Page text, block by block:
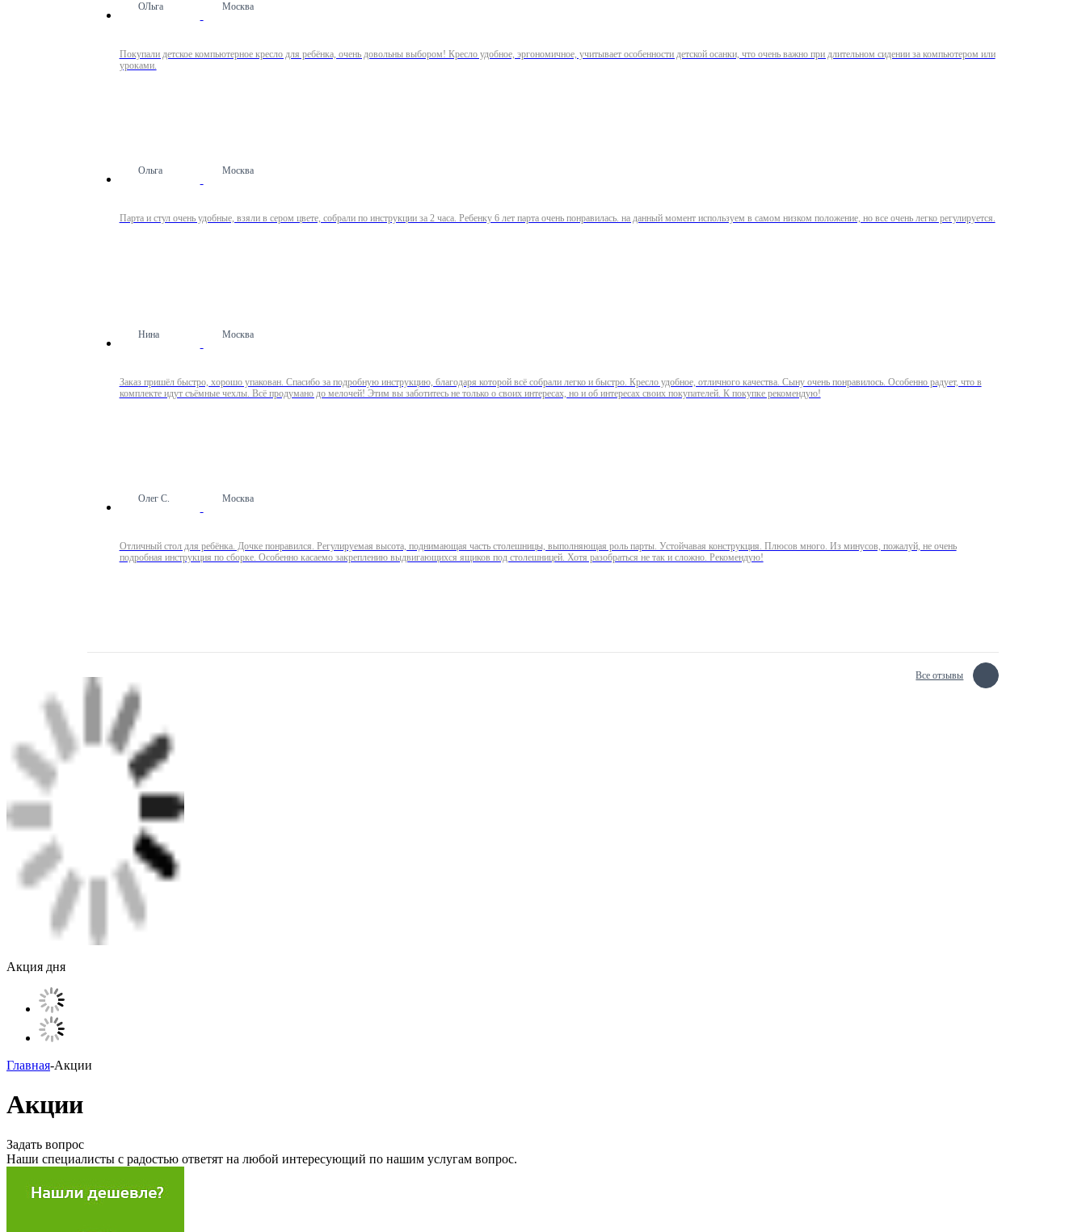
ОЛьга Москва
Покупали детское компьютерное кресло для ребёнка, очень довольны выбором! Кресло удобное, эргономичное, учитывает особенности детской осанки, что очень важно при длительном сидении за компьютером или
уроками.
Ольга Москва
Парта и стул очень удобные, взяли в сером цвете, собрали по инструкции за 2 часа. Ребенку 6 лет парта очень понравилась. на данный момент используем в самом низком положение, но все очень легко регулируется.
Нина Москва
Заказ пришёл быстро, хорошо упакован. Спасибо за подробную инструкцию, благодаря которой всё собрали легко и быстро. Кресло удобное, отличного качества. Сыну очень понравилось. Особенно радует, что в
комплекте идут съёмные чехлы. Всё продумано до мелочей! Этим вы заботитесь не только о своих интересах, но и об интересах своих покупателей. К покупке рекомендую!
Олег С. Москва
Отличный стол для ребёнка. Дочке понравился. Регулируемая высота, поднимающая часть столешницы, выполняющая роль парты. Устойчавая конструкция. Плюсов много. Из минусов, пожалуй, не очень
подробная инструкция по сборке. Особенно касаемо закреплению выдвигающихся ящиков под столешницей. Хотя разобраться не так и сложно. Рекомендую!
Все отзывы
Акция дня
Главная-Акции
Акции
Задать вопрос
Наши специалисты с радостью ответят на любой интересующий по нашим услугам вопрос.